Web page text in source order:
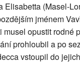
(Masel-
jménem
opustit rodné
prohloubil a po
vstoupil do